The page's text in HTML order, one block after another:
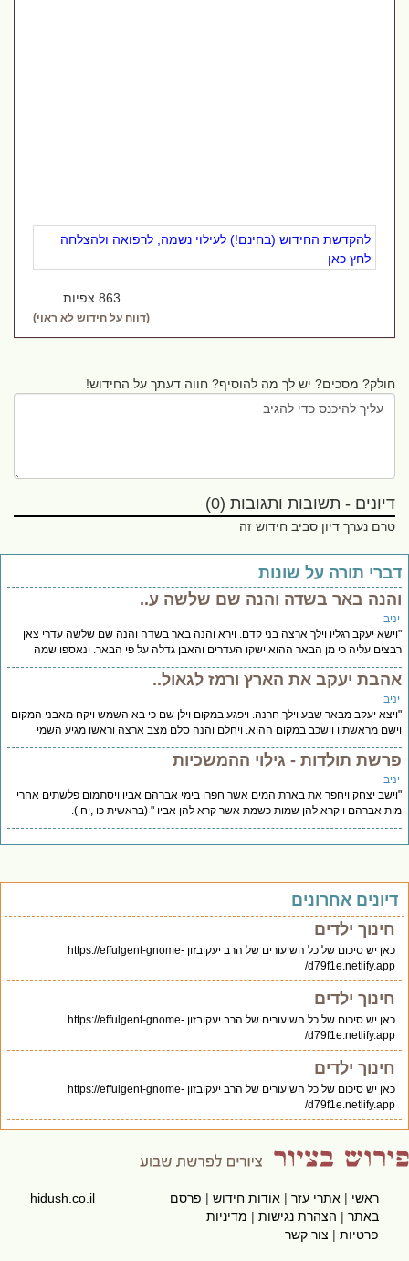
להקדשת החידוש (בחינם!) לעילוי נשמה, לרפואה ולהצלחה
לחץ כאן
863 צפיות
(דווח על חידוש לא ראוי)
חולק? מסכים? יש לך מה להוסיף? חווה דעתך על החידוש!
דיונים - תשובות ותגובות (0)
טרם נערך דיון סביב חידוש זה
תורה על שונות
באר בשדה והנה שם שלשה ע..
יעקב רגליו וילך ארצה בני קדם. וירא והנה באר בשדה והנה שם שלשה עדרי צאן
עליה כי מן הבאר ההוא ישקו העדרים והאבן גדלה על פי הבאר. ונאספו שמה
יעקב את הארץ ורמז לגאול..
יעקב מבאר שבע וילך חרנה. ויפגע במקום וילן שם כי בא השמש ויקח מאבני המקום
מראשתיו וישכב במקום ההוא. ויחלם והנה סלם מצב ארצה וראשו מגיע השמי
תולדות - גילוי ההמשכיות
יצחק ויחפר את בארת המים אשר חפרו בימי אברהם אביו ויסתמום פלשתים אחרי
אברהם ויקרא להן שמות כשמת אשר קרא להן אביו " (בראשית כו ,יח ).
אחרונים
חינוך ילדים
כאן יש סיכום של כל השיעורים של הרב יעקובזון https://effulgent-gnome-
d79f1e.netlify.app/
חינוך ילדים
כאן יש סיכום של כל השיעורים של הרב יעקובזון https://effulgent-gnome-
d79f1e.netlify.app/
חינוך ילדים
כאן יש סיכום של כל השיעורים של הרב יעקובזון https://effulgent-gnome-
d79f1e.netlify.app/
ראשי|אתרי עזר|אודות חידוש|פרסם
באתר|הצהרת נגישות|מדיניות
פרטיות|צור קשר
hidush.co.il